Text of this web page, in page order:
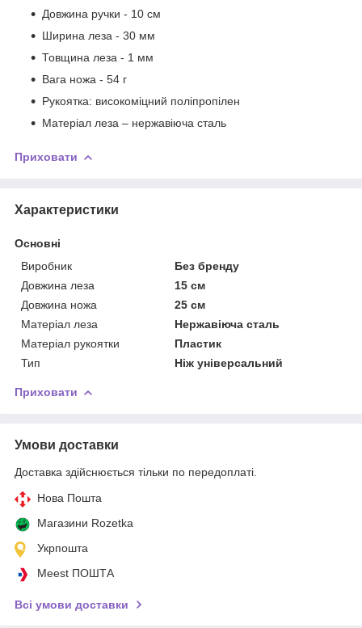
Довжина ручки - 10 см
Ширина леза - 30 мм
Товщина леза - 1 мм
Вага ножа - 54 г
Рукоятка: високоміцний поліпропілен
Матеріал леза – нержавіюча сталь
Приховати
Характеристики
Основні
Виробник
Без бренду
Довжина леза
15 см
Довжина ножа
25 см
Матеріал леза
Нержавіюча сталь
Матеріал рукоятки
Пластик
Тип
Ніж універсальний
Приховати
Умови доставки
Доставка здійснюється тільки по передоплаті.
Нова Пошта
Магазини Rozetka
Укрпошта
Meest ПОШТА
Всі умови доставки